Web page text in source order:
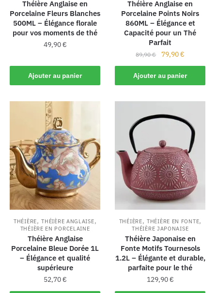
Théière Anglaise en
Porcelaine Fleurs Blanches
500ML – Élégance florale
pour vos moments de thé
49,90€
Ajouter au panier
Théière Anglaise en
Porcelaine Points Noirs
860ML – Élégance et
Capacité pour un Thé
Parfait
89,90€ 79,90€
Ajouter au panier
THÉIÈRE,THÉIÈRE ANGLAISE,
THÉIÈRE EN PORCELAINE
Théière Anglaise
Porcelaine Bleue Dorée 1L
– Élégance et qualité
supérieure
52,70€
THÉIÈRE,THÉIÈRE EN FONTE,
THÉIÈRE JAPONAISE
Théière Japonaise en
Fonte Motifs Tournesols
1.2L – Élégante et durable,
parfaite pour le thé
129,90€